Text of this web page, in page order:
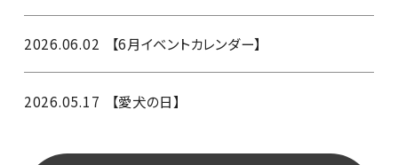
2026.06.02 【6月イベントカレンダー】
2026.05.17 【愛犬の日】